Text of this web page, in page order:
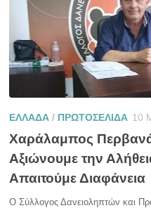
ΕΛΛΑΔΑ / ΠΡΩΤΟΣΕΛΙΔΑ 10
Χαράλαμπος
Αξιώνουμε την
Απαιτούμε Διαφάνεια
Ο Σύλλογος Δανειοληπτών και